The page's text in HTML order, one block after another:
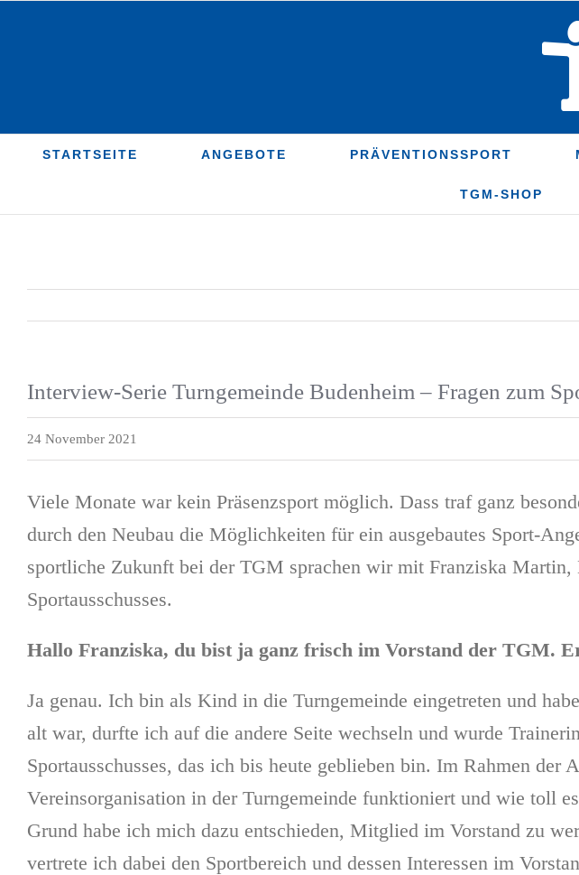
STARTSEITE ANGEBOTE PRÄVENTIONSSPORT
TGM-SHOP
Interview-Serie Turngemeinde Budenheim – Fragen zum
24 November 2021
Viele Monate war kein Präsenzsport möglich. Dass traf ganz
durch den Neubau die Möglichkeiten für ein ausgebautes Sport-
sportliche Zukunft bei der TGM sprachen wir mit Franziska
Sportausschusses.
Hallo Franziska, du bist ja ganz frisch im Vorstand der TGM.
Ja genau. Ich bin als Kind in die Turngemeinde eingetreten und
alt war, durfte ich auf die andere Seite wechseln und wurde
Sportausschusses, das ich bis heute geblieben bin. Im Rahmen
Vereinsorganisation in der Turngemeinde funktioniert und wie toll
Grund habe ich mich dazu entschieden, Mitglied im Vorstand zu
vertrete ich dabei den Sportbereich und dessen Interessen im